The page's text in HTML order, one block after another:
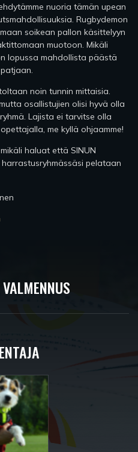
nuoria tämän upean
Rugbydemon
soikean pallon käsittelyyn
muotoon. Mikäli
lopussa mahdollista päästä
noin tunnin mittaisia.
osallistujien olisi hyvä olla
Lajista ei tarvitse olla
me kyllä ohjaamme!
haluat että SINUN
pelataan